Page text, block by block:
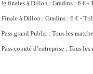
½ finales à Dillon : Gradins : 6 € -
Finale à Dillon : Gradins : 6 € -
Pass grand Public : Tous les
Pass comité d’entreprise : Tous